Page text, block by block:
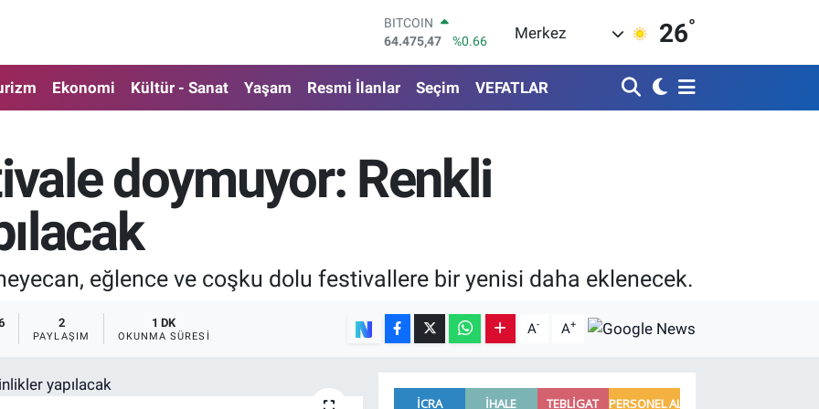
DOLAR
47,5971
%0.05
55,1336
%0.18
STERLİN
64,2534
%0.22
BİST100
13.703
Merkez 26°
Ekonomi Kültür - Sanat Yaşam Resmi İlanlar Seçim VEFATLAR
doymuyor: Renkli
eğlence ve coşku dolu festivallere bir yenisi daha eklenecek.
2
PAYLAŞIM
1 DK
OKUNMA SÜRESI A- A+